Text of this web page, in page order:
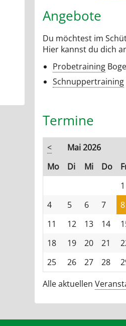
Angebote
Du möchtest im
Hier kannst du dich
Probetraining
Schnuppertraining
Termine
< Mai 2026
Montag
Dienstag
Mittwoch
Do
1
4
5 6 7 8
11
12 13 14
18
19 20 21
25
26 27 28
Alle aktuellen